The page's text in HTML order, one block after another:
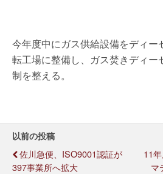
今年度中にガス供給設備をディー
転工場に整備し、ガス焚きディー
制を整える。
以前の投稿
佐川急便、ISO9001認証が
397事業所へ拡大
11
マ